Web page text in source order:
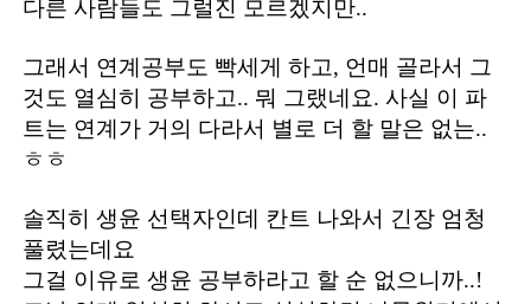
다른 사람들도 그럴진 모르겠지만..
그래서 연계공부도 빡세게 하고, 언매 골라서 그
것도 열심히 공부하고.. 뭐 그랬네요. 사실 이 파
트는 연계가 거의 다라서 별로 더 할 말은 없는..
ㅎㅎ
솔직히 생윤 선택자인데 칸트 나와서 긴장 엄청
풀렸는데요
그걸 이유로 생윤 공부하라고 할 순 없으니까..!